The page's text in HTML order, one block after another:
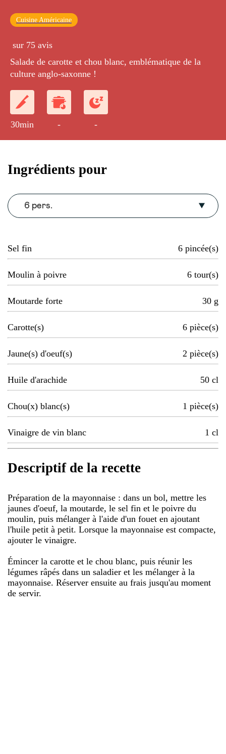
Cuisine Américaine
sur 75 avis
Salade de carotte et chou blanc, emblématique de la
culture anglo-saxonne !
30min - -
Ingrédients pour
6 pers.
Sel fin 6 pincée(s)
Moulin à poivre 6 tour(s)
Moutarde forte 30 g
Carotte(s) 6 pièce(s)
Jaune(s) d'oeuf(s) 2 pièce(s)
Huile d'arachide 50 cl
Chou(x) blanc(s) 1 pièce(s)
Vinaigre de vin blanc 1 cl
Descriptif de la recette
Préparation de la mayonnaise : dans un bol, mettre les
jaunes d'oeuf, la moutarde, le sel fin et le poivre du
moulin, puis mélanger à l'aide d'un fouet en ajoutant
l'huile petit à petit. Lorsque la mayonnaise est compacte,
ajouter le vinaigre.
Émincer la carotte et le chou blanc, puis réunir les
légumes râpés dans un saladier et les mélanger à la
mayonnaise. Réserver ensuite au frais jusqu'au moment
de servir.